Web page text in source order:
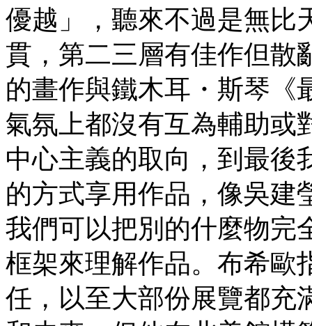
優越」，聽來不過是無比
貫，第二三層有佳作但散
的畫作與鐵木耳・斯琴《
氣氛上都沒有互為輔助或
中心主義的取向，到最後
的方式享用作品，像吳建
我們可以把別的什麼物完
框架來理解作品。布希歐
任，以至大部份展覽都充